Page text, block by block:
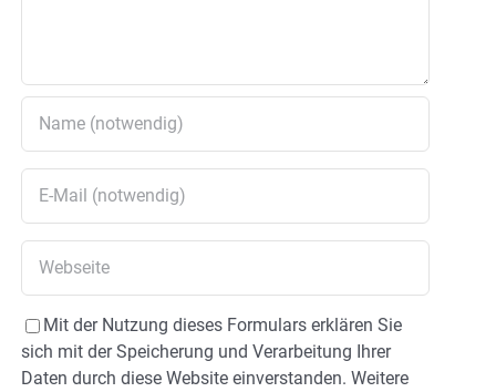
Mit der Nutzung dieses Formulars erklären Sie
sich mit der Speicherung und Verarbeitung Ihrer
Daten durch diese Website einverstanden. Weitere